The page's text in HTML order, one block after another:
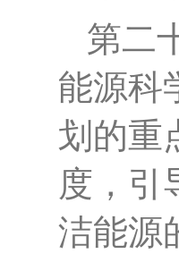
第二
能源科
划的重
度，引
洁能源